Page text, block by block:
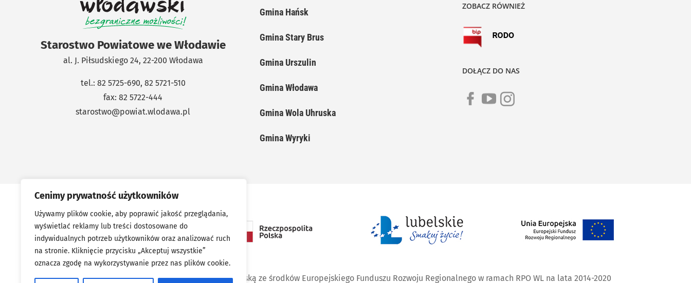
Cenimy prywatność użytkowników
Używamy plików cookie, aby poprawić jakość przeglądania,
wyświetlać reklamy lub treści dostosowane do
indywidualnych potrzeb użytkowników oraz analizować ruch
na stronie. Kliknięcie przycisku „Akceptuj wszystkie”
oznacza zgodę na wykorzystywanie przez nas plików cookie.
Starostwo Powiatowe we Włodawie
al. J. Piłsudskiego 24, 22-200 Włodawa
tel.: 82 5725-690, 82 5721-510
fax: 82 5722-444
starostwo@powiat.wlodawa.pl
Gmina Hańsk
Gmina Stary Brus
Gmina Urszulin
Gmina Włodawa
Gmina Wola Uhruska
Gmina Wyryki
ZOBACZ RÓWNIEŻ
DOŁĄCZ DO NAS
Portal współfinansowany przez Unię Europejską ze środków Europejskiego Funduszu Rozwoju Regionalnego w ramach RPO WL na lata 2014-2020